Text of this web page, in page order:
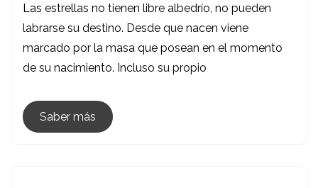
Busca
Y
Captura:
Estrellas
Las estrellas no tienen libre albedrío, no pueden
labrarse su destino. Desde que nacen viene
marcado por la masa que posean en el momento
de su nacimiento. Incluso su propio
Saber más